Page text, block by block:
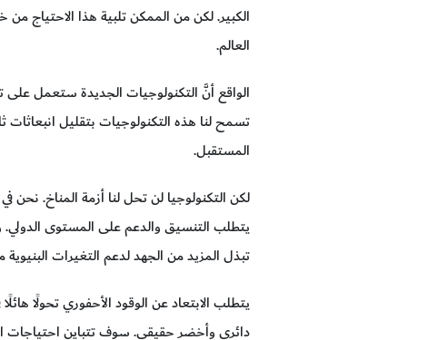
الكبير. لكن من الممكن تلبية هذا الاحتياج من
العالم.
الواقع أنَّ التكنولوجيات الجديدة ستعمل على
تسمح لنا هذه التكنولوجيات بتقليل
المستقبل.
لكن التكنولوجيا لن تحل لنا أزمة المناخ.
يتطلب التنسيق والدعم على المستوى
تبذل المزيد من الجهد لدعم التغيرات البنيوية
يتطلب الابتعاد عن الوقود الأحفوري تحولًا
دائري وأخضر حقيقي. سوف تتباين احتياجات